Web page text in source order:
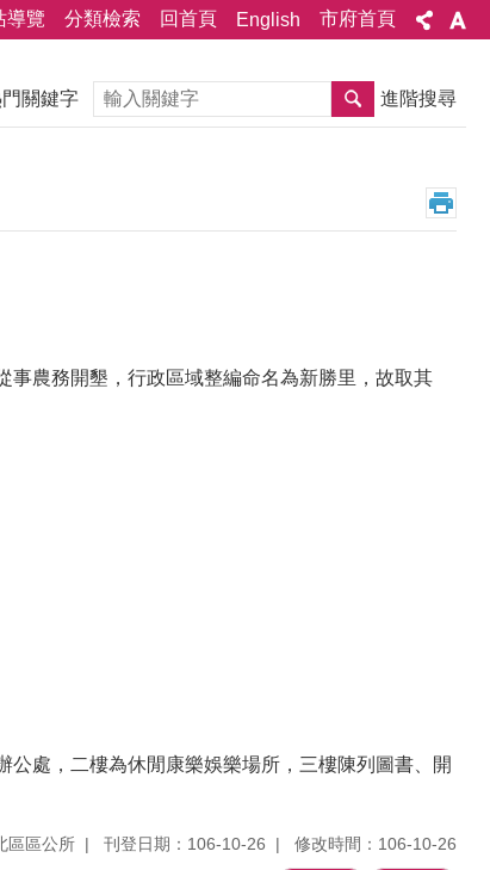
導覽 分類檢索 回首頁 English 市府首頁
關鍵字 搜尋 進階搜尋
事農務開墾，行政區域整編命名為新勝里，故取其
處，二樓為休閒康樂娛樂場所，三樓陳列圖書、開
區區公所 刊登日期：106-10-26 修改時間：106-10-26